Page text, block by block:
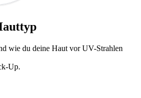
wie du deine Haut vor UV-Strahlen
Up.